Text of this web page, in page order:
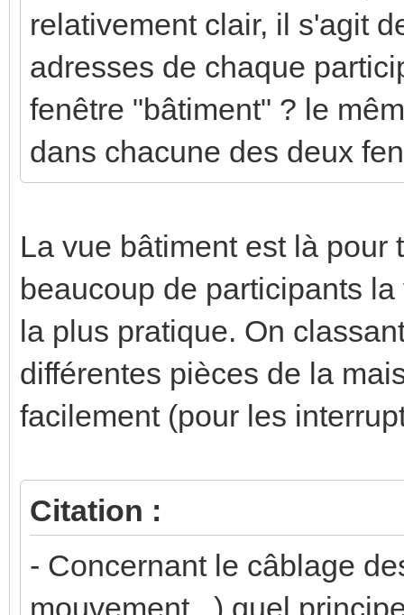
relativement clair, il s'agit
adresses de chaque
fenêtre "bâtiment" ? le
dans chacune des deux
La vue bâtiment est là pour
beaucoup de participants
la plus pratique. On
différentes pièces de la
facilement (pour les
Citation :
- Concernant le câblage
mouvement,..) quel